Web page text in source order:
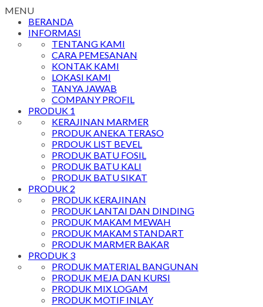
MENU
BERANDA
INFORMASI
TENTANG KAMI
CARA PEMESANAN
KONTAK KAMI
LOKASI KAMI
TANYA JAWAB
COMPANY PROFIL
PRODUK 1
KERAJINAN MARMER
PRODUK ANEKA TERASO
PRDOUK LIST BEVEL
PRODUK BATU FOSIL
PRODUK BATU KALI
PRODUK BATU SIKAT
PRODUK 2
PRODUK KERAJINAN
PRODUK LANTAI DAN DINDING
PRODUK MAKAM MEWAH
PRODUK MAKAM STANDART
PRODUK MARMER BAKAR
PRODUK 3
PRODUK MATERIAL BANGUNAN
PRODUK MEJA DAN KURSI
PRODUK MIX LOGAM
PRODUK MOTIF INLAY